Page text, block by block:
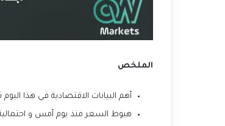
الملخص
أهم البيانات الاقتصادية في هذا اليوم
هبوط السعر منذ يوم أمس و